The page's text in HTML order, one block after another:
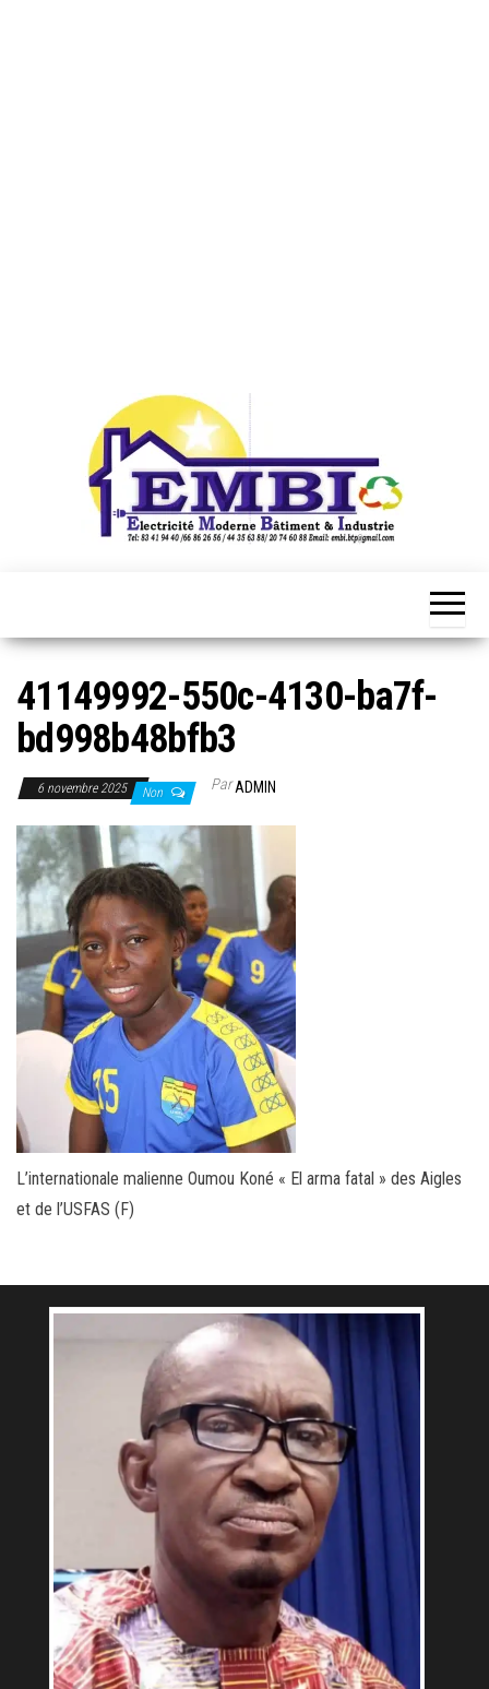
41149992-550c-4130-ba7f-
bd998b48bfb3
6 novembre 2025 Non ParADMIN
L’internationale malienne Oumou Koné « El arma fatal » des Aigles
et de l’USFAS (F)